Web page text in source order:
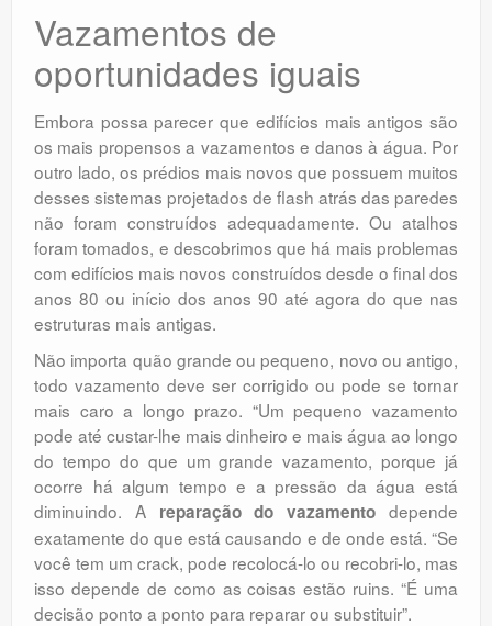
Vazamentos de
oportunidades iguais
Embora possa parecer que edifícios mais antigos são
os mais propensos a vazamentos e danos à água. Por
outro lado, os prédios mais novos que possuem muitos
desses sistemas projetados de flash atrás das paredes
não foram construídos adequadamente. Ou atalhos
foram tomados, e descobrimos que há mais problemas
com edifícios mais novos construídos desde o final dos
anos 80 ou início dos anos 90 até agora do que nas
estruturas mais antigas.
Não importa quão grande ou pequeno, novo ou antigo,
todo vazamento deve ser corrigido ou pode se tornar
mais caro a longo prazo. “Um pequeno vazamento
pode até custar-lhe mais dinheiro e mais água ao longo
do tempo do que um grande vazamento, porque já
ocorre há algum tempo e a pressão da água está
diminuindo. A reparação do vazamento depende
exatamente do que está causando e de onde está. “Se
você tem um crack, pode recolocá-lo ou recobri-lo, mas
isso depende de como as coisas estão ruins. “É uma
decisão ponto a ponto para reparar ou substituir”.